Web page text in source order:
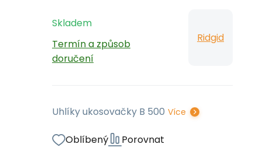
Skladem
Termín a způsob
doručení
Ridgid
Uhlíky ukosovačky B 500 Více
Oblíbený Porovnat